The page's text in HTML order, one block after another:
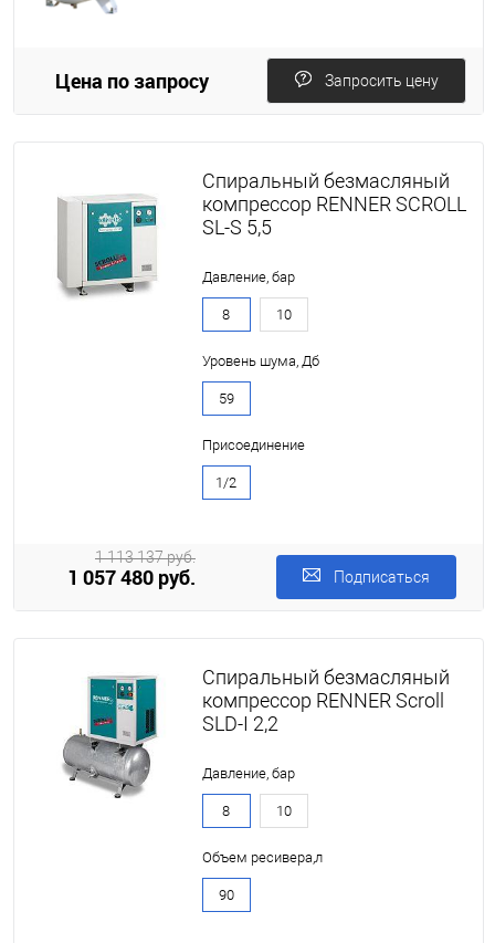
Цена по запросу Запросить цену
Спиральный безмасляный
компрессор RENNER SCROLL
SL-S 5,5
Давление, бар
8 10
Уровень шума, Дб
59
Присоединение
1/2
1 057 480 руб.
1 113 137 руб.
Подписаться
Спиральный безмасляный
компрессор RENNER Scroll
SLD-I 2,2
Давление, бар
8 10
Объем ресивера,л
90